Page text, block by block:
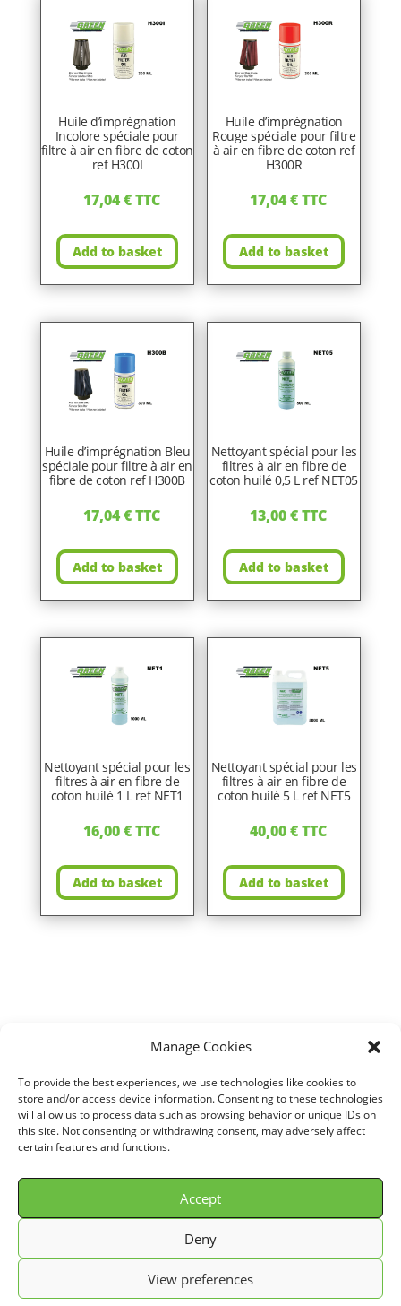
Manage Cookies
To provide the best experiences, we use technologies like cookies to
store and/or access device information. Consenting to these technologies
will allow us to process data such as browsing behavior or unique IDs on
this site. Not consenting or withdrawing consent, may adversely affect
certain features and functions.
Accept
Deny
View preferences
Huile d’imprégnation
Incolore spéciale pour
filtre à air en fibre de coton
ref H300I
17,04€TTC
Add to basket
Huile d’imprégnation
Rouge spéciale pour filtre
à air en fibre de coton ref
H300R
17,04€TTC
Add to basket
Huile d’imprégnation Bleu
spéciale pour filtre à air en
fibre de coton ref H300B
17,04€TTC
Add to basket
Nettoyant spécial pour les
filtres à air en fibre de
coton huilé 0,5 L ref NET05
13,00€TTC
Add to basket
Nettoyant spécial pour les
filtres à air en fibre de
coton huilé 1 L ref NET1
16,00€TTC
Add to basket
Nettoyant spécial pour les
filtres à air en fibre de
coton huilé 5 L ref NET5
40,00€TTC
Add to basket
Home VOITURE RENAULT MEGANE II COUPE / 1,5L DCI (100 cv)
Direct air intake kit for RENAULT MEGANE II COUPE 1,5L DCI (100
cv) years 03>05 ref. SU070
© GREEN FILTER 2026. Tous droits réservés.
Conditions Générale de Vente (C.G.V.)